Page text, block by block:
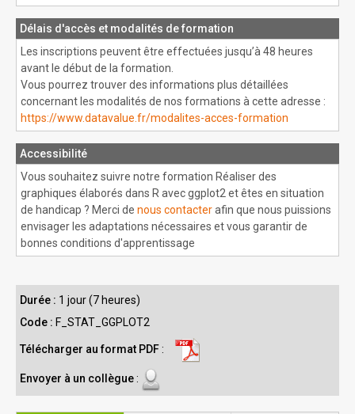
Délais d'accès et modalités de formation
Les inscriptions peuvent être effectuées jusqu’à 48 heures
avant le début de la formation.
Vous pourrez trouver des informations plus détaillées
concernant les modalités de nos formations à cette adresse :
https://www.datavalue.fr/modalites-acces-formation
Accessibilité
Vous souhaitez suivre notre formation Réaliser des
graphiques élaborés dans R avec ggplot2 et êtes en situation
de handicap ? Merci de nous contacterafin que nous puissions
envisager les adaptations nécessaires et vous garantir de
bonnes conditions d'apprentissage
Durée : 1 jour (7 heures)
Code : F_STAT_GGPLOT2
Télécharger au format PDF:
Envoyer à un collègue: